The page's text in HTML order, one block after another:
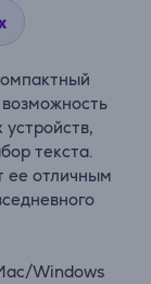
текста.
ее отличным
Windows